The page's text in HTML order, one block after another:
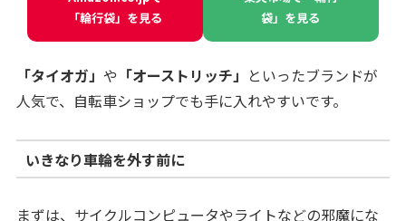
「輪行袋」を見る
袋」を見る
「タイオガ」や 「オーストリッチ」 といったブランドが
人気で、自転車ショップでも手に入れやすいです。
いきなり車輪を外す前に
まずは、サイクルコンピュータやライトなどの邪魔にな